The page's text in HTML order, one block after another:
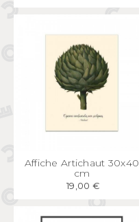
APERÇU RAPIDE
Affiche Artichaut 30x40
cm
19,00 €